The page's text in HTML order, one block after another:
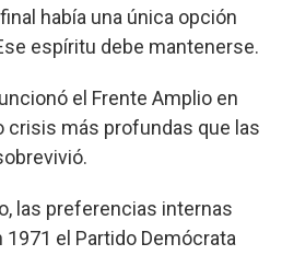
había una única opción
espíritu debe mantenerse.
el Frente Amplio en
crisis más profundas que las
las preferencias internas
el Partido Demócrata